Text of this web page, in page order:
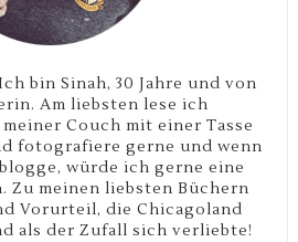
bin Sinah, 30 Jahre und von
Am liebsten lese ich
Couch mit einer Tasse
fotografiere gerne und wenn
würde ich gerne eine
Zu meinen liebsten Büchern
Vorurteil, die Chicagoland
als der Zufall sich verliebte!